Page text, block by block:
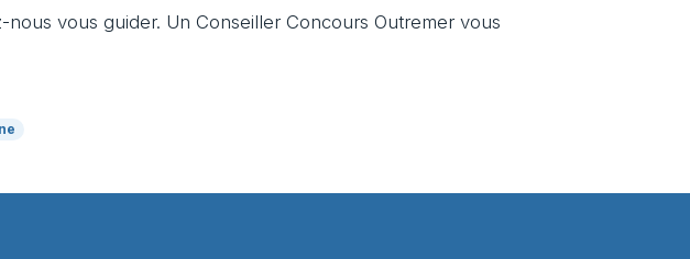
nous vous guider. Un Conseiller Concours Outremer vous